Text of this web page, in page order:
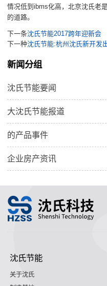
情况低到ibms化高，北京沈氏老
的道路。
下一条沈氏节能2017跨年迎新会
下一种沈氏节能:杭州沈氏新开发
新闻分组
沈氏节能要闻
大沈氏节能报道
的产品事件
企业房产资讯
沈氏节能
关于沈氏